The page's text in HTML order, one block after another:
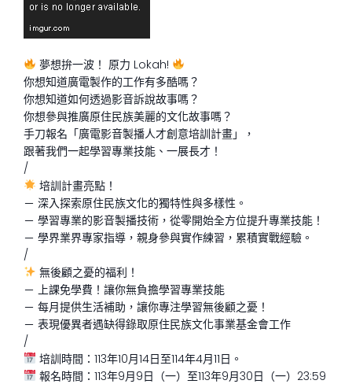
夢想拚一波！ 原力 Lokah!
你想知道廣電製作的工作有多酷嗎？
你想知道如何透過影音訴說故事嗎？
你想參與推廣原住民族美麗的文化故事嗎？
手刀報名「廣電影音製播人才創意培訓計畫」，
跟著我們一起學習專業技能、一展長才！
/
培訓計畫亮點！
－ 深入探索原住民族文化的獨特性與多樣性。
－ 學習專業的影音製播技術，從零開始全方位提升專業技能！
－ 學界業界專家指導，親身參與實作練習，累積實戰經驗。
/
無後顧之憂的福利！
－ 上課免學費！讓你無負擔學習專業技能
－ 每月提供生活補助，讓你專注學習無後顧之憂！
－ 表現優異者遇缺得錄取原住民族文化事業基金會工作
/
培訓時間：113年10月14日至114年4月11日。
報名時間：113年9月9日（一）至113年9月30日（一）23:59